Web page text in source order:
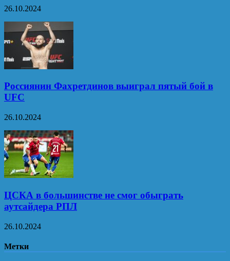
26.10.2024
Россиянин Фахретдинов выиграл пятый бой в
UFC
26.10.2024
ЦСКА в большинстве не смог обыграть
аутсайдера РПЛ
26.10.2024
Метки